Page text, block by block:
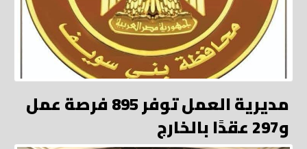
مديرية العمل توفر 895 فرصة عمل
و297 عقدًا بالخارج